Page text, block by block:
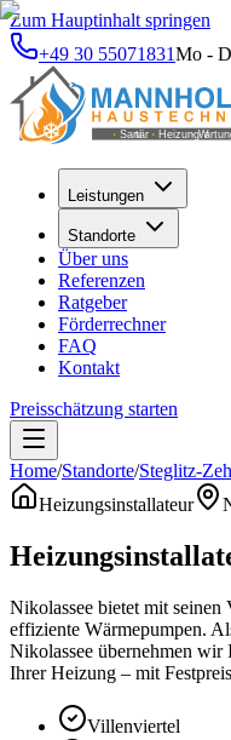
Zum Hauptinhalt springen
+49 30 55071831Mo -
Leistungen
Standorte
Über uns
Referenzen
Ratgeber
Förderrechner
FAQ
Kontakt
Preisschätzung starten
Home/Standorte/Steglitz-
Heizungsinstallateur
Nikolassee bietet mit
effiziente Wärmepumpen.
Nikolassee übernehmen wir
Ihrer Heizung – mit
Villenviertel